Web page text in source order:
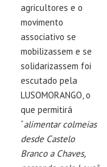
agricultores e o
movimento
associativo se
mobilizassem e se
solidarizassem foi
escutado pela
LUSOMORANGO, o
que permitirá
“alimentar colmeias
desde Castelo
Branco a Chaves,